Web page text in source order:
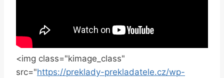
<img class="kimage_class"
src="https://preklady-prekladatele.cz/wp-